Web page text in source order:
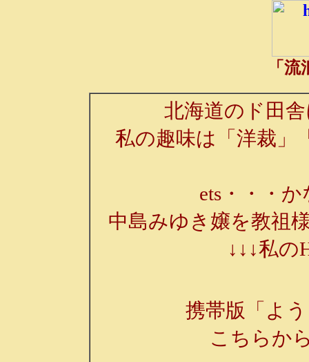
「
北海道のド田
私の趣味は「洋裁」
ets・・・
中島みゆき嬢を教祖
↓↓↓私の
携帯版「よ
こちらか